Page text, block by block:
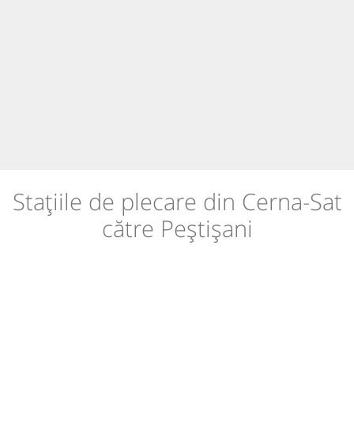
Stațiile de plecare din Cerna-Sat
către Peștișani